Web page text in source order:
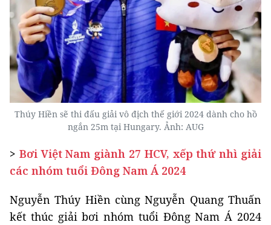
Thúy Hiền sẽ thi đấu giải vô địch thế giới 2024 dành cho hồ
ngắn 25m tại Hungary. Ảnh: AUG
> Bơi Việt Nam giành 27 HCV, xếp thứ nhì giải
các nhóm tuổi Đông Nam Á 2024
Nguyễn Thúy Hiền cùng Nguyễn Quang Thuấn
kết thúc giải bơi nhóm tuổi Đông Nam Á 2024